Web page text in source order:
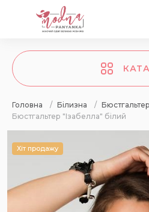
Головна / Білизна /
Бюстгальтер "Ізабелла" білий
Хіт продажу